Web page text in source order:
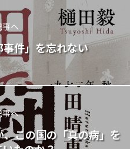
事へ
件」を忘れない
事へ
この国の「真の病」を